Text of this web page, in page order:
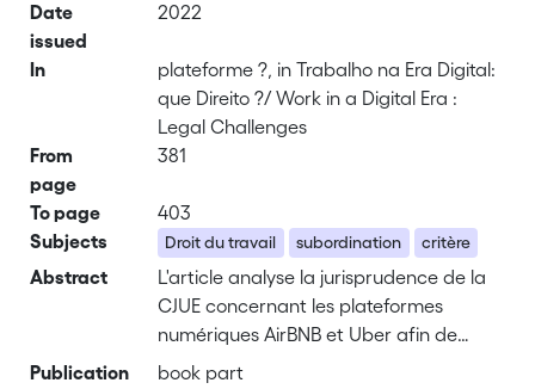
Date
issued
2022
In
plateforme ?, in Trabalho na Era Digital:
que Direito ?/ Work in a Digital Era :
Legal Challenges
From
page
381
To page
403
Subjects
Droit du travail subordination critère
Abstract
L'article analyse la jurisprudence de la
CJUE concernant les plateformes
numériques AirBNB et Uber afin de
déterminer si au regard du droit du
Publication
book part